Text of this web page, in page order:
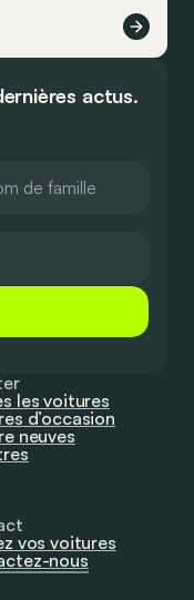
actus.
les voitures
d’occasion
neuves
vos voitures
nous